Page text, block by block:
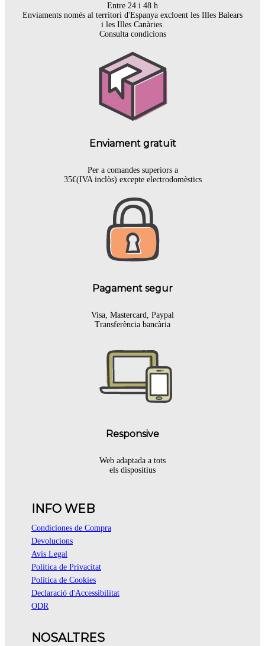
Entre 24 i 48 h
Enviaments només al territori d'Espanya excloent les Illes Balears
i les Illes Canàries.
Consulta condicions
Enviament gratuït
Per a comandes superiors a
35€(IVA inclòs) excepte electrodomèstics
Pagament segur
Visa, Mastercard, Paypal
Transferència bancària
Responsive
Web adaptada a tots
els dispositius
INFO WEB
Condiciones de Compra
Devolucions
Avís Legal
Política de Privacitat
Política de Cookies
Declaració d'Accessibilitat
ODR
NOSALTRES